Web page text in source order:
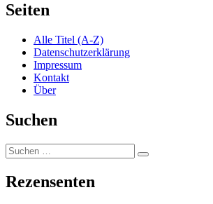
Seiten
Alle Titel (A-Z)
Datenschutzerklärung
Impressum
Kontakt
Über
Suchen
Suchen
nach:
Suchen
Rezensenten